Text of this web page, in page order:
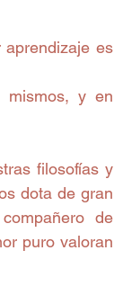
es
mismos, y en
filosofías y
dota de gran
de
puro valoran